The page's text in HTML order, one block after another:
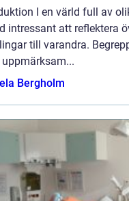
I en värld full av
intressant att reflektera
till varandra.
Bergholm